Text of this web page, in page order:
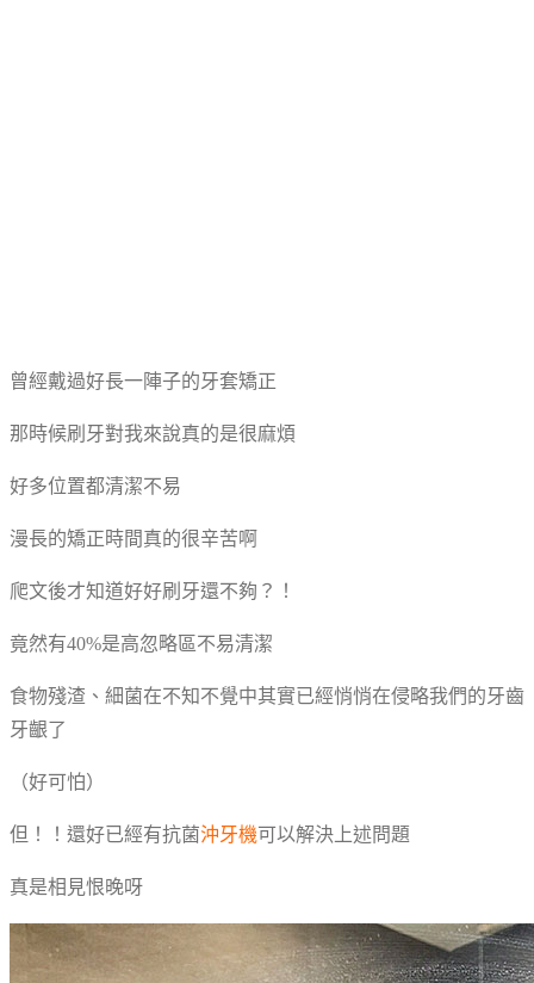
曾經戴過好長一陣子的牙套矯正
那時候刷牙對我來說真的是很麻煩
好多位置都清潔不易
漫長的矯正時間真的很辛苦啊
爬文後才知道好好刷牙還不夠？！
竟然有40%是高忽略區不易清潔
食物殘渣、細菌在不知不覺中其實已經悄悄在侵略我們的牙齒
牙齦了
（好可怕）
但！！還好已經有抗菌沖牙機可以解決上述問題
真是相見恨晚呀